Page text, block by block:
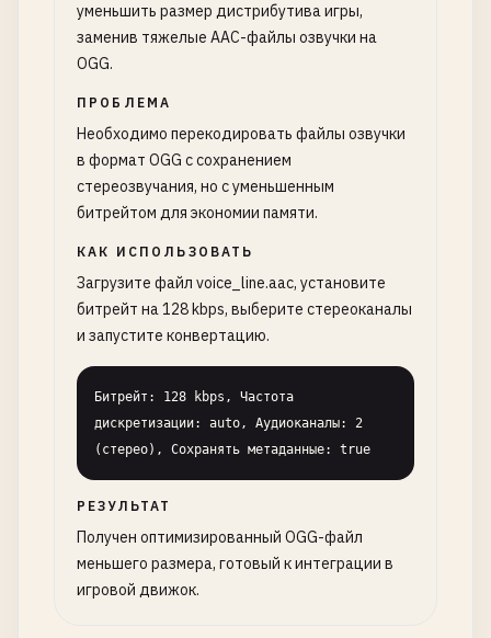
уменьшить размер дистрибутива игры,
заменив тяжелые AAC-файлы озвучки на
OGG.
ПРОБЛЕМА
Необходимо перекодировать файлы озвучки
в формат OGG с сохранением
стереозвучания, но с уменьшенным
битрейтом для экономии памяти.
КАК ИСПОЛЬЗОВАТЬ
Загрузите файл voice_line.aac, установите
битрейт на 128 kbps, выберите стереоканалы
и запустите конвертацию.
Битрейт: 128 kbps, Частота
дискретизации: auto, Аудиоканалы: 2
(стерео), Сохранять метаданные: true
РЕЗУЛЬТАТ
Получен оптимизированный OGG-файл
меньшего размера, готовый к интеграции в
игровой движок.